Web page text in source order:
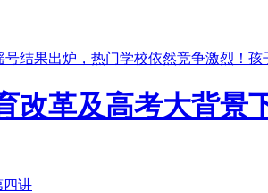
结果出炉，热门学校依然竞争激烈！
改革及高考大背景
四讲